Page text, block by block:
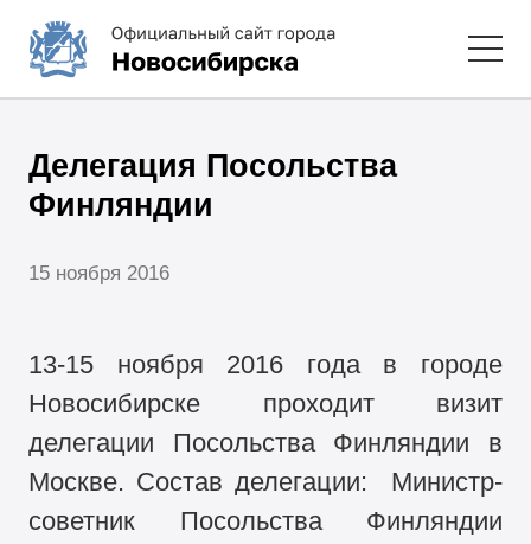
Делегация Посольства
Финляндии
15 ноября 2016
13-15 ноября 2016 года в городе
Новосибирске проходит визит
делегации Посольства Финляндии в
Москве. Состав делегации: Министр-
советник Посольства Финляндии